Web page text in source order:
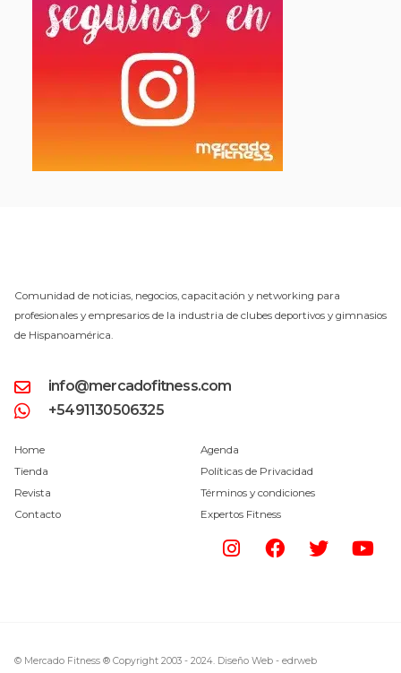
Comunidad de noticias, negocios, capacitación y networking para
profesionales y empresarios de la industria de clubes deportivos y gimnasios
de Hispanoamérica.
info@mercadofitness.com
+5491130506325
Home
Tienda
Revista
Contacto
Agenda
Políticas de Privacidad
Términos y condiciones
Expertos Fitness
© Mercado Fitness ® Copyright 2003 - 2024. Diseño Web - edrweb